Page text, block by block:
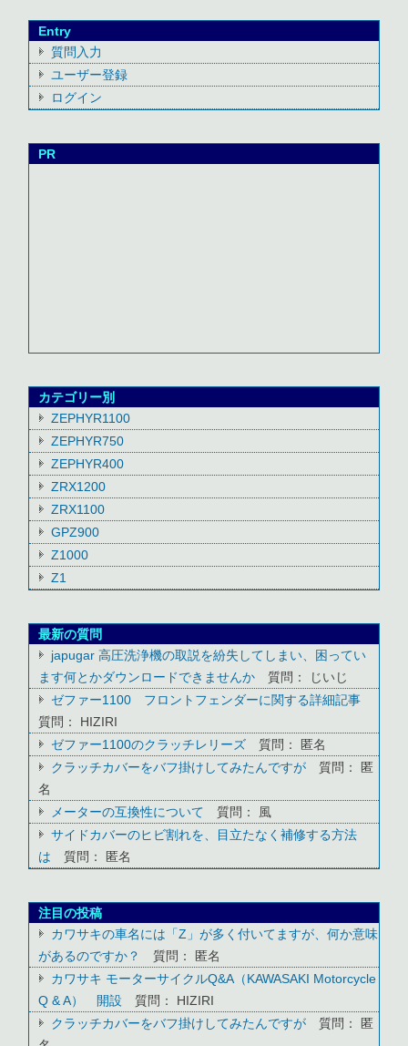
Entry
質問入力
ユーザー登録
ログイン
PR
カテゴリー別
ZEPHYR1100
ZEPHYR750
ZEPHYR400
ZRX1200
ZRX1100
GPZ900
Z1000
Z1
最新の質問
japugar 高圧洗浄機の取説を紛失してしまい、困ってい
ます何とかダウンロードできませんか
質問： じいじ
ゼファー1100 フロントフェンダーに関する詳細記事
質問： HIZIRI
ゼファー1100のクラッチレリーズ
質問： 匿名
クラッチカバーをバフ掛けしてみたんですが
質問： 匿
名
メーターの互換性について
質問： 風
サイドカバーのヒビ割れを、目立たなく補修する方法
は
質問： 匿名
注目の投稿
カワサキの車名には「Z」が多く付いてますが、何か意味
があるのですか？
質問： 匿名
カワサキ モーターサイクルQ&A（KAWASAKI Motorcycle
Q & A） 開設
質問： HIZIRI
クラッチカバーをバフ掛けしてみたんですが
質問： 匿